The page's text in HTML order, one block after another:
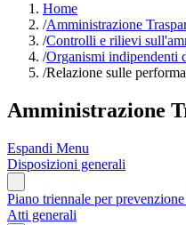
Home
/Amministrazione
/Controlli e rilievi
/Organismi indipendenti
/Relazione sulle
Amministrazione
Espandi Menu
Disposizioni generali
Piano triennale per
Atti generali